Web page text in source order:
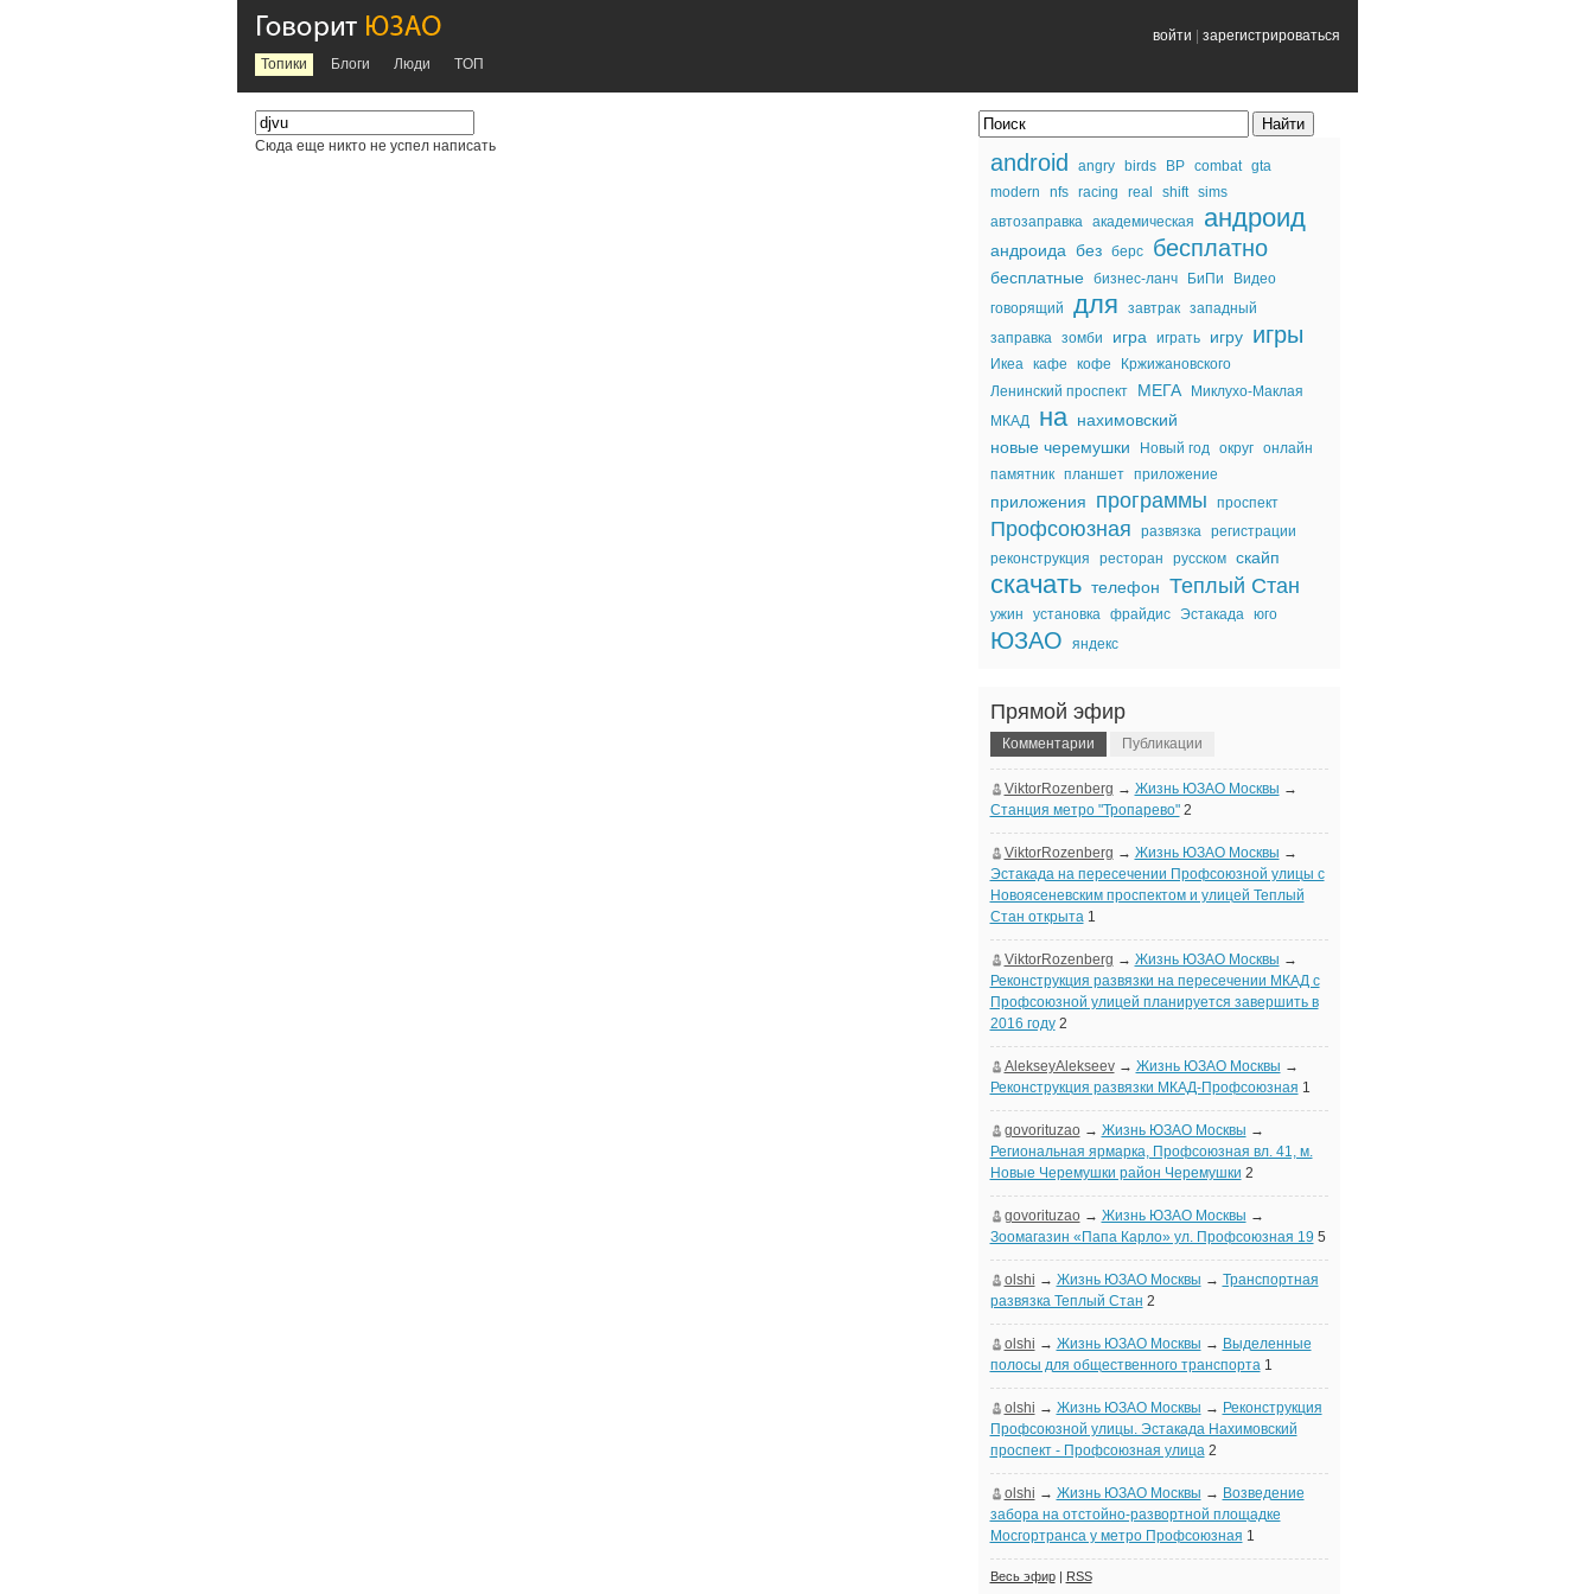
войти
зарегистрироваться
Топики
Блоги Люди TOП
Сюда еще никто не успел написать
android angry birds BP combat
gta
modern
nfs racing real shift
sims
автозаправка
академическая андроид
андроида без берс бесплатно
бесплатные бизнес-ланч БиПи
Видео
говорящий
для завтрак
западный
заправка
зомби игра играть игру игры
Икеа кафе кофе
Кржижановского
Ленинский проспект
МЕГА
Миклухо-Маклая
МКАД
на нахимовский
новые черемушки
Новый год округ
онлайн
памятник
планшет приложение
приложения программы проспект
Профсоюзная развязка
регистрации
реконструкция
ресторан русском скайп
скачать телефон Теплый Стан
ужин установка фрайдис Эстакада юго
ЮЗАО яндекс
Прямой эфир
Комментарии Публикации
ViktorRozenberg → Жизнь ЮЗАО Москвы →
Станция метро "Тропарево"2
ViktorRozenberg → Жизнь ЮЗАО Москвы →
Эстакада на пересечении Профсоюзной улицы с
Новоясеневским проспектом и улицей Теплый
Стан открыта1
ViktorRozenberg → Жизнь ЮЗАО Москвы →
Реконструкция развязки на пересечении МКАД с
Профсоюзной улицей планируется завершить в
2016 году2
AlekseyAlekseev→ Жизнь ЮЗАО Москвы →
Реконструкция развязки МКАД-Профсоюзная 1
govorituzao→ Жизнь ЮЗАО Москвы →
Региональная ярмарка, Профсоюзная вл. 41, м.
Новые Черемушки район Черемушки 2
govorituzao→ Жизнь ЮЗАО Москвы →
Зоомагазин «Папа Карло» ул. Профсоюзная 19 5
olshi → Жизнь ЮЗАО Москвы → Транспортная
развязка Теплый Стан 2
olshi → Жизнь ЮЗАО Москвы → Выделенные
полосы для общественного транспорта1
olshi → Жизнь ЮЗАО Москвы → Реконструкция
Профсоюзной улицы. Эстакада Нахимовский
проспект - Профсоюзная улица2
olshi → Жизнь ЮЗАО Москвы → Возведение
забора на отстойно-развортной площадке
Мосгортранса у метро Профсоюзная 1
Весь эфир| RSS